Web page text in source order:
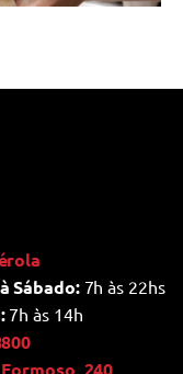
Sábado:7h às 22hs
7h às 14h
240